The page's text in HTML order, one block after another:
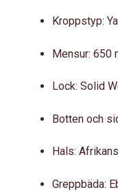
Kroppstyp:
Mensur: 650
Lock: Solid
Botten och
Hals:
Greppbäda: